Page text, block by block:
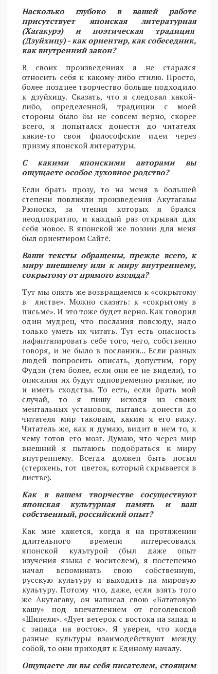
Насколько глубоко в вашей работе
присутствует японская литературная
(Хагакурэ) и поэтическая традиция
(Дзуйхицу) - как ориентир, как собеседник,
как внутренний закон?
В своих произведениях я не старался
относить себя к какому-либо стилю. Просто,
более позднее творчество больше подходило
к дзуйхицу. Сказать, что я следовал какой-
либо, определенной, традиции с моей
стороны было бы не совсем верно, скорее
всего, я попытался донести до читателя
какие-то свои философские идеи через
призму японской литературы.
С какими японскими авторами вы
ощущаете особое духовное родство?
Если брать прозу, то на меня в большей
степени повлияли произведения Акутагавы
Рюноскэ, за чтения которых я брался
неоднократно, и каждый раз открывал для
себя новое. В японской же поэзии для меня
был ориентиром Сайгё.
Ваши тексты обращены, прежде всего, к
миру внешнему или к миру внутреннему,
сокрытому от прямого взгляда?
Тут мы опять же возвращаемся к «сокрытому
в листве». Можно сказать: к «сокрытому в
письме». И это тоже будет верно. Как говорил
один мудрец, что послания повсюду, надо
только уметь их читать. Тут есть опасность
нафантазировать себе того, чего, собственно
говоря, и не было в послании... Если разных
людей попросить описать, допустим, гору
Фудзи (тем более, если они ее не видели), то
описания их будут одновременно разные, но
и иметь сходства. То есть, если брать мой
случай, то я пишу исходя из своих
ментальных установок, пытаясь донести до
читателя мир таковым, каким я его вижу.
Читатель же, как я думаю, видит в нем то, к
чему готов его мозг. Думаю, что через мир
внешний я пытаюсь подобраться к миру
внутреннему. Всегда должен быть посыл
(стержень, тот цветок, который скрывается в
листве).
Как в вашем творчестве сосуществуют
японская культурная память и ваш
собственный, российский опыт?
Как мне кажется, когда я на протяжении
длительного времени интересовался
японской культурой (был даже опыт
изучения языка с носителем), я постепенно
начал вспоминать свою собственную,
русскую культуру и выходить на мировую
культуру. Потому что, даже, если взять того
же Акутагаву, он написал свою «Бататовую
кашу» под впечатлением от гоголевской
«Шинели». «Дует ветерок с востока на запад и
с запада на восток». Я уверен, что когда
разные культуры взаимодействуют между
собой, то они приходят к Единому началу.
Ощущаете ли вы себя писателем, стоящим